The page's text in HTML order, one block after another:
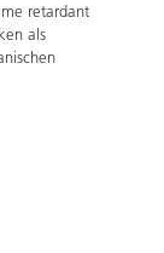
retardant
als